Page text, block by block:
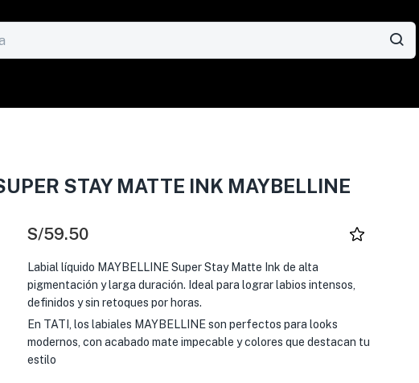
STAY MATTE INK MAYBELLINE
S/59.50
Labial líquido MAYBELLINE Super Stay Matte Ink de alta
pigmentación y larga duración. Ideal para lograr labios intensos,
definidos y sin retoques por horas.
En TATI, los labiales MAYBELLINE son perfectos para looks
modernos, con acabado mate impecable y colores que destacan tu
estilo